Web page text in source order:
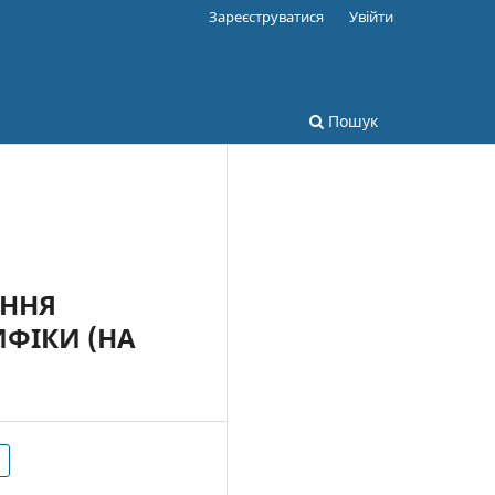
Пошук
Зареєструватися Увійти
(НА